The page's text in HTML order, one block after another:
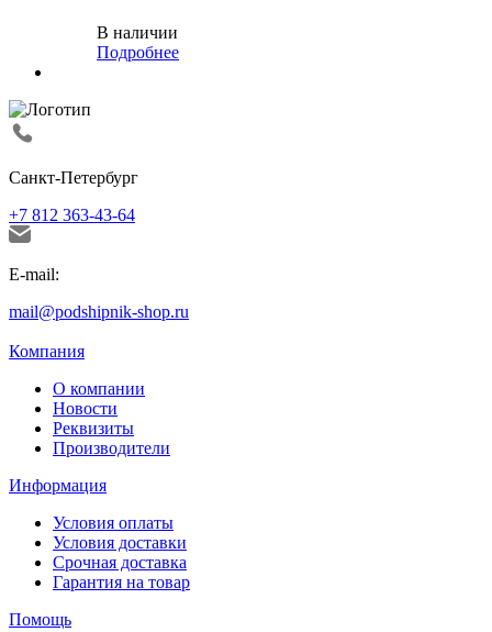
В наличии
Подробнее
Санкт-Петербург
+7 812 363-43-64
E-mail:
mail@podshipnik-shop.ru
Компания
О компании
Новости
Реквизиты
Производители
Информация
Условия оплаты
Условия доставки
Срочная доставка
Гарантия на товар
Помощь